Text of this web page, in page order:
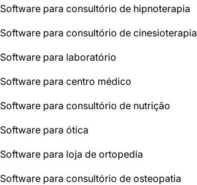
Software para consultório de hipnoterapia
Software para consultório de cinesioterapia
Software para laboratório
Software para centro médico
Software para consultório de nutrição
Software para ótica
Software para loja de ortopedia
Software para consultório de osteopatia